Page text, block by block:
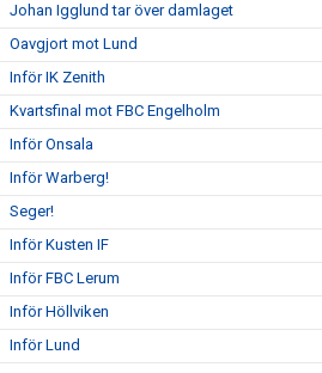
Johan Igglund tar över damlaget
Oavgjort mot Lund
Inför IK Zenith
Kvartsfinal mot FBC Engelholm
Inför Onsala
Inför Warberg!
Seger!
Inför Kusten IF
Inför FBC Lerum
Inför Höllviken
Inför Lund